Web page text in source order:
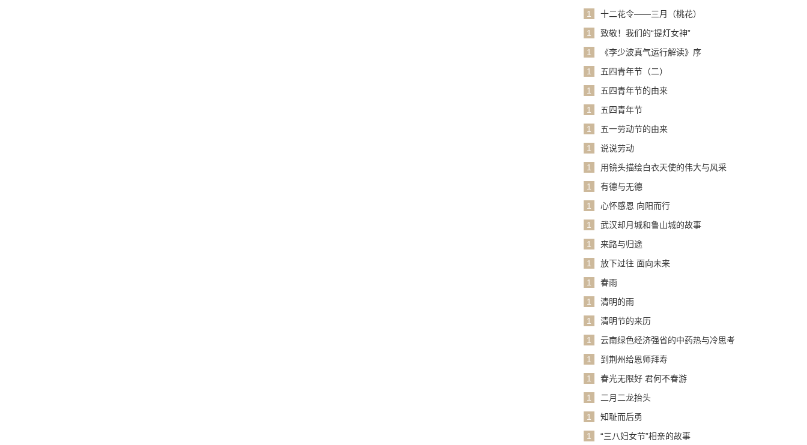
1
十二花令——三月（桃花）
1
致敬！我们的“提灯女神”
1
《李少波真气运行解读》序
1
五四青年节（二）
1
五四青年节的由来
1
五四青年节
1
五一劳动节的由来
1
说说劳动
1
用镜头描绘白衣天使的伟大与风采
1
有德与无德
1
心怀感恩 向阳而行
1
武汉却月城和鲁山城的故事
1
来路与归途
1
放下过往 面向未来
1
春雨
1
清明的雨
1
清明节的来历
1
云南绿色经济强省的中药热与冷思考
1
到荆州给恩师拜寿
1
春光无限好 君何不春游
1
二月二龙抬头
1
知耻而后勇
1
“三八妇女节”相亲的故事